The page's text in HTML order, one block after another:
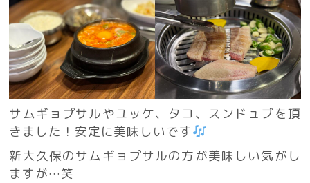
サムギョプサルやユッケ、タコ、スンドュブを頂
きました！安定に美味しいです
新大久保のサムギョプサルの方が美味しい気がし
ますが…笑